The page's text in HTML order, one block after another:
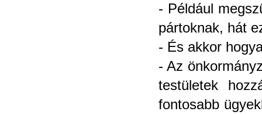
- Például
pártoknak, hát
- És akkor
- Az
testületek
fontosabb